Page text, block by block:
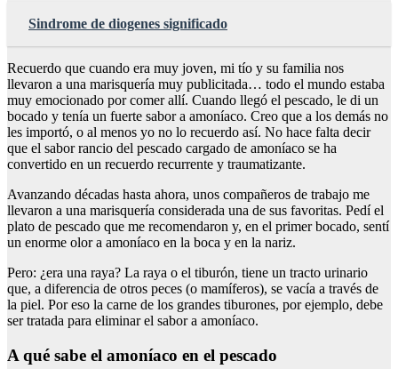
Sindrome de diogenes significado
Recuerdo que cuando era muy joven, mi tío y su familia nos
llevaron a una marisquería muy publicitada… todo el mundo estaba
muy emocionado por comer allí. Cuando llegó el pescado, le di un
bocado y tenía un fuerte sabor a amoníaco. Creo que a los demás no
les importó, o al menos yo no lo recuerdo así. No hace falta decir
que el sabor rancio del pescado cargado de amoníaco se ha
convertido en un recuerdo recurrente y traumatizante.
Avanzando décadas hasta ahora, unos compañeros de trabajo me
llevaron a una marisquería considerada una de sus favoritas. Pedí el
plato de pescado que me recomendaron y, en el primer bocado, sentí
un enorme olor a amoníaco en la boca y en la nariz.
Pero: ¿era una raya? La raya o el tiburón, tiene un tracto urinario
que, a diferencia de otros peces (o mamíferos), se vacía a través de
la piel. Por eso la carne de los grandes tiburones, por ejemplo, debe
ser tratada para eliminar el sabor a amoníaco.
A qué sabe el amoníaco en el pescado